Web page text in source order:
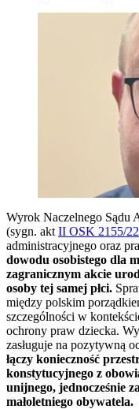
Wyrok Naczelnego Sądu
(sygn. akt II OSK 2155/22
administracyjnego oraz
dowodu osobistego dla
zagranicznym akcie
osoby tej samej płci.
między polskim
szczególności w
ochrony praw dziecka.
zasługuje na pozytywną
łączy konieczność
konstytucyjnego z
unijnego, jednocześnie
małoletniego obywatela.